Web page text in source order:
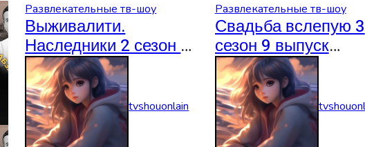
Развлекательные тв-шоу
Выживалити.
Наследники 2 сезон 1
выпуск 07.08.2026
tvshouonlain
Развлекательные тв-шоу
Свадьба вслепую 3
сезон 9 выпуск
06.08.2026